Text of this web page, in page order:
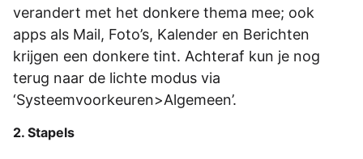
verandert met het donkere thema mee; ook
apps als Mail, Foto’s, Kalender en Berichten
krijgen een donkere tint. Achteraf kun je nog
terug naar de lichte modus via
‘Systeemvoorkeuren>Algemeen’.
2. Stapels